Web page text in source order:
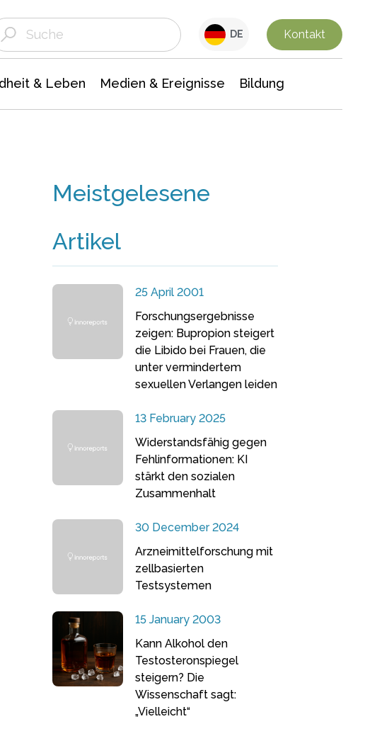
DE Kontakt
& Leben Medien & Ereignisse Bildung
Meistgelesene
Artikel
25 April 2001
Forschungsergebnisse
zeigen: Bupropion steigert
die Libido bei Frauen, die
unter vermindertem
sexuellen Verlangen leiden
13 February 2025
Widerstandsfähig gegen
Fehlinformationen: KI
stärkt den sozialen
Zusammenhalt
30 December 2024
Arzneimittelforschung mit
zellbasierten
Testsystemen
15 January 2003
Kann Alkohol den
Testosteronspiegel
steigern? Die
Wissenschaft sagt:
„Vielleicht“